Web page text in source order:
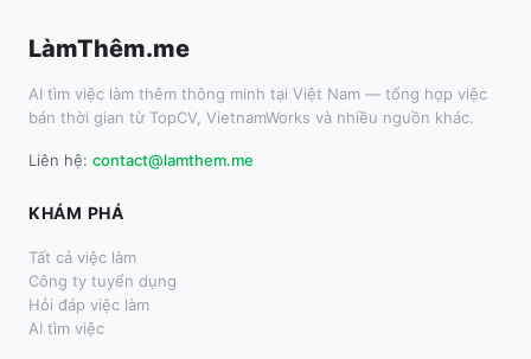
LàmThêm.me
AI tìm việc làm thêm thông minh tại Việt Nam — tổng hợp việc
bán thời gian từ TopCV, VietnamWorks và nhiều nguồn khác.
Liên hệ: contact@lamthem.me
KHÁM PHÁ
Tất cả việc làm
Công ty tuyển dụng
Hỏi đáp việc làm
AI tìm việc